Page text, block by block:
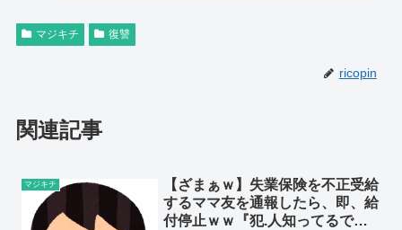
マジキチ 復讐
ricopin
関連記事
マジキチ
【ざまぁｗ】失業保険を不正受給
するママ友を通報したら、即、給
付停止ｗｗ『犯.人知ってるでし